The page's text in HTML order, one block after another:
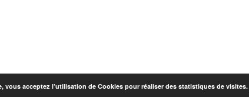
acceptez l’utilisation de Cookies pour réaliser des statistiques de visites.